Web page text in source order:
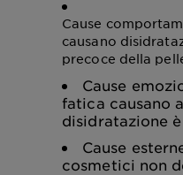
Cause
causano
precoce della
Cause
fatica causano
disidratazione
Cause
cosmetici non